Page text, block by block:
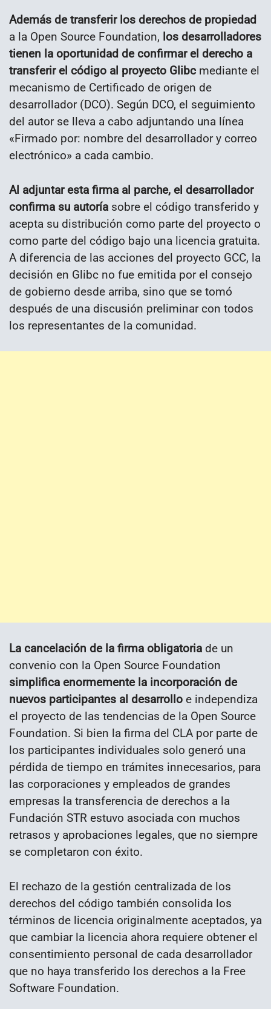
Además de transferir los derechos de propiedad
a la Open Source Foundation, los desarrolladores
tienen la oportunidad de confirmar el derecho a
transferir el código al proyecto Glibc mediante el
mecanismo de Certificado de origen de
desarrollador (DCO). Según DCO, el seguimiento
del autor se lleva a cabo adjuntando una línea
«Firmado por: nombre del desarrollador y correo
electrónico» a cada cambio.
Al adjuntar esta firma al parche, el desarrollador
confirma su autoría sobre el código transferido y
acepta su distribución como parte del proyecto o
como parte del código bajo una licencia gratuita.
A diferencia de las acciones del proyecto GCC, la
decisión en Glibc no fue emitida por el consejo
de gobierno desde arriba, sino que se tomó
después de una discusión preliminar con todos
los representantes de la comunidad.
La cancelación de la firma obligatoria de un
convenio con la Open Source Foundation
simplifica enormemente la incorporación de
nuevos participantes al desarrollo e independiza
el proyecto de las tendencias de la Open Source
Foundation. Si bien la firma del CLA por parte de
los participantes individuales solo generó una
pérdida de tiempo en trámites innecesarios, para
las corporaciones y empleados de grandes
empresas la transferencia de derechos a la
Fundación STR estuvo asociada con muchos
retrasos y aprobaciones legales, que no siempre
se completaron con éxito.
El rechazo de la gestión centralizada de los
derechos del código también consolida los
términos de licencia originalmente aceptados, ya
que cambiar la licencia ahora requiere obtener el
consentimiento personal de cada desarrollador
que no haya transferido los derechos a la Free
Software Foundation.